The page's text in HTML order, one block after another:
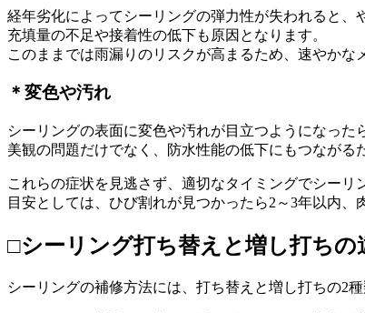
経年劣化によってシーリングの弾力性が失われると、
充填量の不足や接着性の低下も原因となります。
このままでは雨漏りのリスクが高まるため、速やかな
＊変色や汚れ
シーリングの表面に変色や汚れが目立つようになった
美観の問題だけでなく、防水性能の低下にもつながる
これらの症状を見逃さず、適切なタイミングでシーリ
目安としては、ひび割れが見つかったら2～3年以内
□シーリング打ち替えと増し打ちの
シーリングの補修方法には、打ち替えと増し打ちの2種